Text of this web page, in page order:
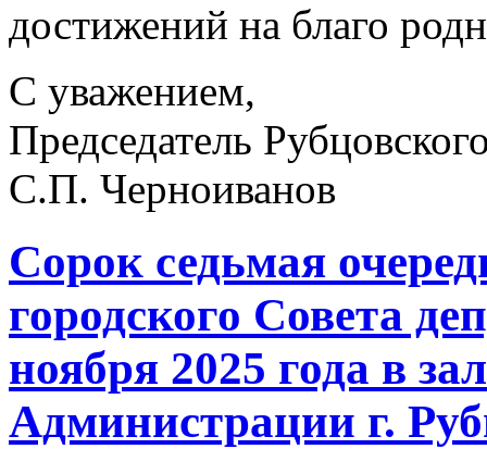
достижений на благо
С уважением,
Председатель
С.П. Черноиванов
Сорок седьмая
городского Совета
ноября 2025 года в
Администрации г.